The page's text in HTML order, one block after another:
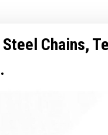
Chains,